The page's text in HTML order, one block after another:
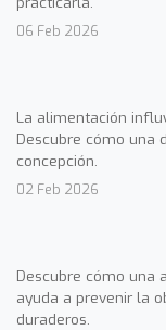
06 Feb 2026
La alimentación
Descubre cómo una
concepción.
02 Feb 2026
Descubre cómo una
ayuda a prevenir la
duraderos.